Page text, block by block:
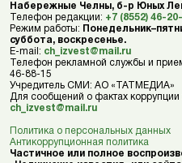
Набережные Челны, б-р Юных
Телефон редакции: +7 (8552) 46-
Режим работы:
суббота, воскресенье.
E-mail: ch_izvest@mail.ru
Телефон рекламной службы и
46-88-15
Учредитель СМИ: АО «ТАТМЕДИА»
Для сообщений о фактах коррупции
ch_izvest@mail.ru
Политика о персональных данных
Антикоррупционная политика
Частичное или полное